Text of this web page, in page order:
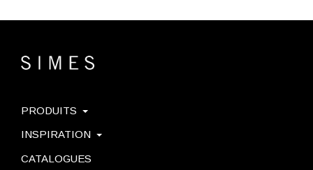
PRODUITS
INSPIRATION
CATALOGUES